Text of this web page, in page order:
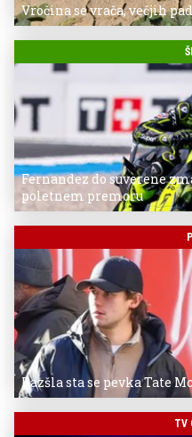
Vročina se vrača, večjih
Fernandez do suverene
poletnem premoru
Razšla sta se pevka Tate
TV